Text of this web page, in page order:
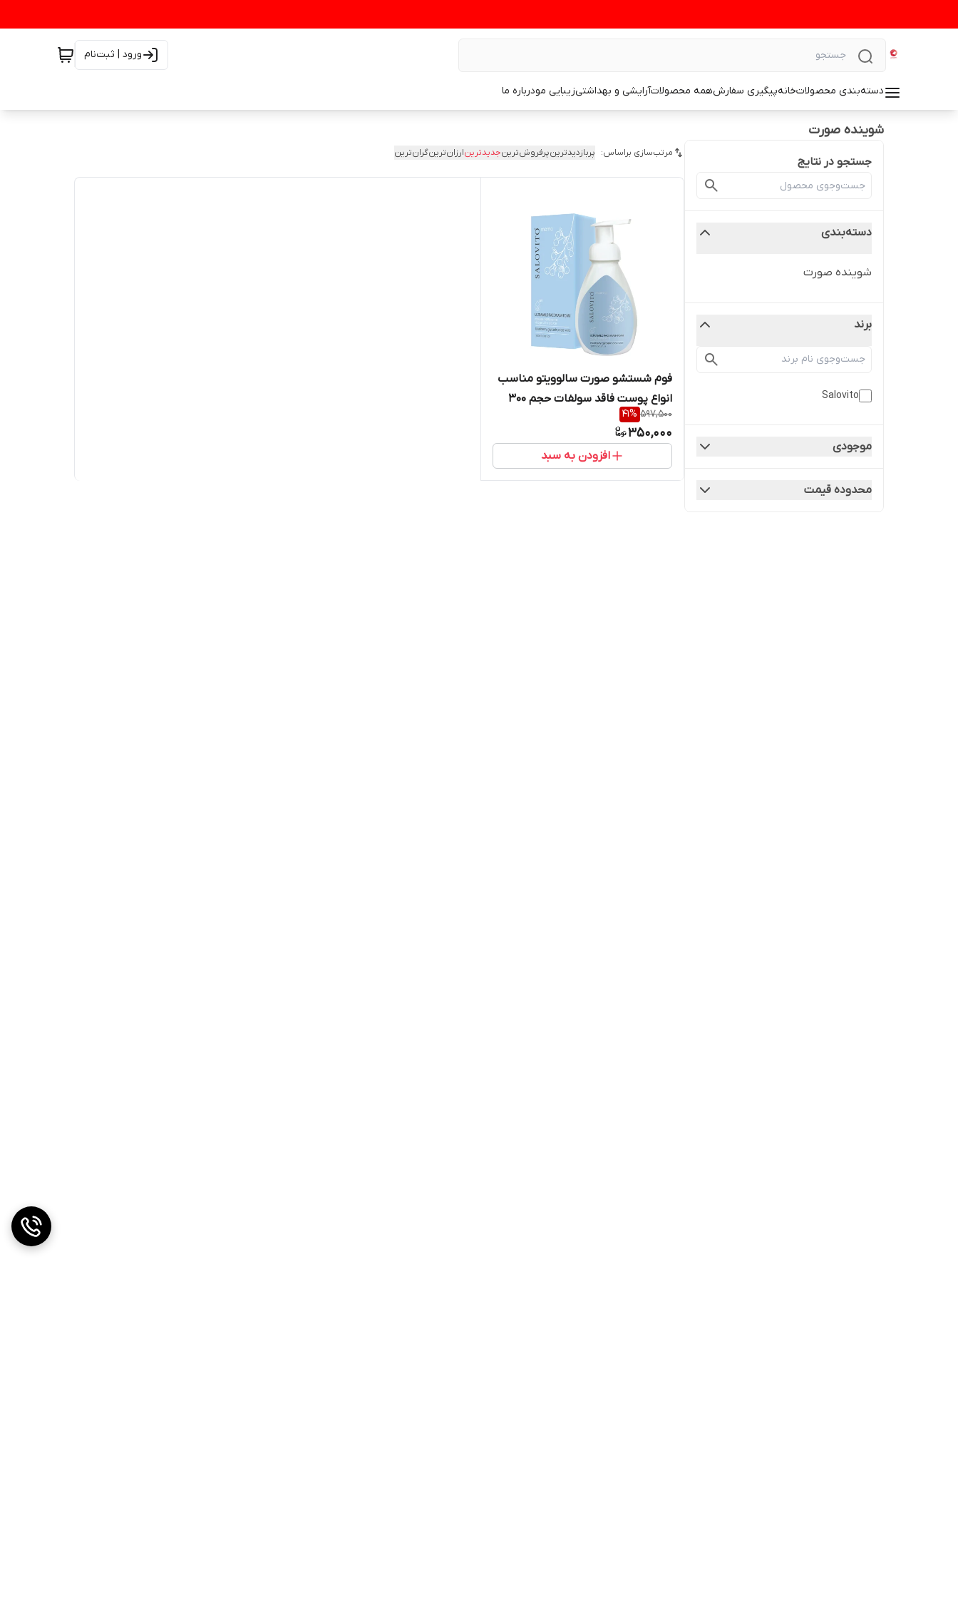
ورود | ثبت‌نام
دسته‌بندی محصولاتخانهپیگیری سفارشهمه محصولاتآرایشی و بهداشتیزیبایی مودرباره ما
شوینده صورت
جستجو در نتایج
دسته‌بندی
شوینده صورت
برند
Salovito
موجودی
محدوده قیمت
مرتب‌سازی براساس: پربازدیدترینپرفروش‌ترینجدیدترینارزان‌ترینگران‌ترین
فوم شستشو صورت سالوویتو مناسب
انواع پوست فاقد سولفات حجم 300
میلی لیتر
597,500
41%
350,000
افزودن به سبد